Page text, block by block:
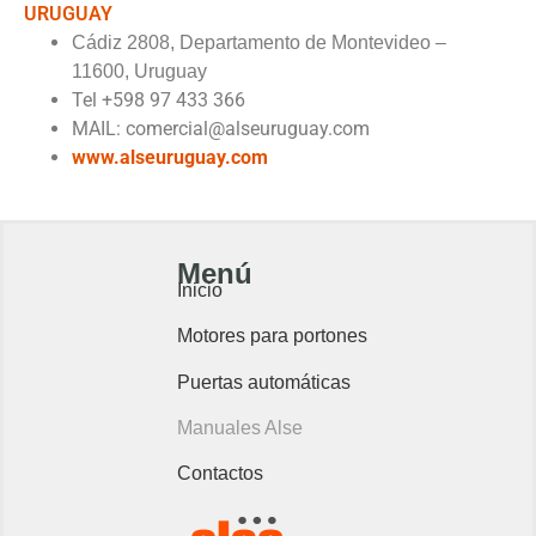
URUGUAY
Cádiz 2808, Departamento de Montevideo –
11600, Uruguay
Tel +598 97 433 366
MAIL: comercial@alseuruguay.com
www.alseuruguay.com
Menú
Inicio
Motores para portones
Puertas automáticas
Manuales Alse
Contactos